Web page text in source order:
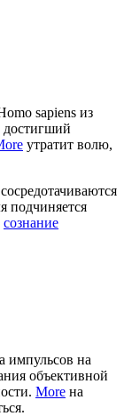
sapiens из
утратит волю,
подчиняется
сознание
импульсов на
объективной
More на